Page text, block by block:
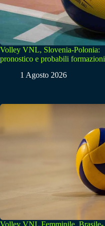
Volley VNL, Slovenia-Polonia:
pronostico e probabili formazioni
1 Agosto 2026